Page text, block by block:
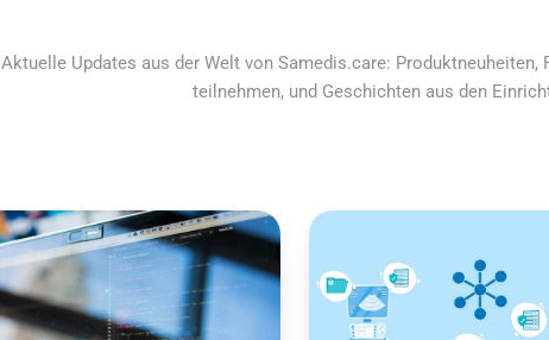
Aktuelle Updates aus der Welt von Samedis.care:
teilnehmen, und Geschichten aus den